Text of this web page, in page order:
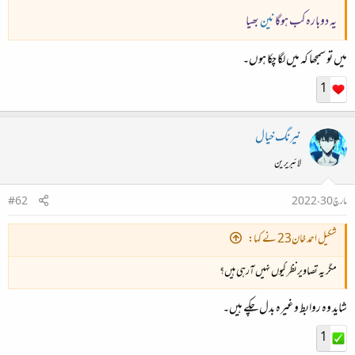
یہ دوبارہ کب ہوگانینبھیا
میں تو سمجھا کہ میں لگا چکا ہوں۔
1
نیرنگ خیال
لائبریرین
مارچ 30، 2022
#62
شکیل احمد خان23 نے کہا:
مگر یہ تصاویرنظر کیوں نہیں آرہی ہیں؟
شاید وہ روابط وغیرہ بدل چکے ہیں۔
1